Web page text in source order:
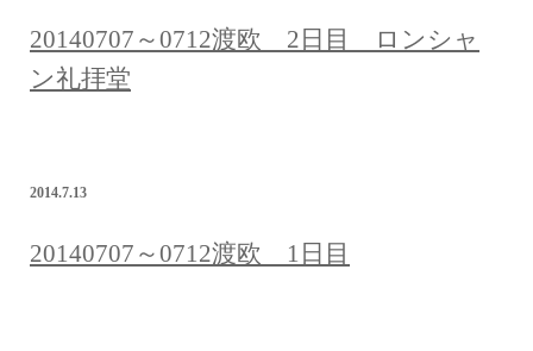
20140707～0712渡欧 2日目 ロンシャ
ン礼拝堂
2014.7.13
20140707～0712渡欧 1日目